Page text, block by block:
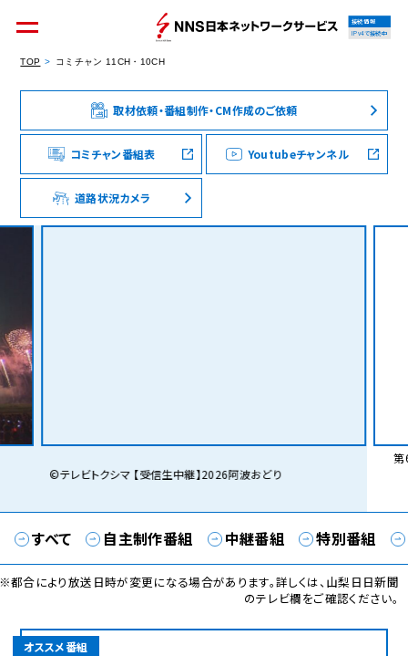
個人のお客様 集合住宅オーナーの方
法人のお客様 料金シミュレーション
接続情報
IPv4で接続中
TOP コミチャン 11CH・10CH
取材依頼・番組制作・CM作成のご依頼
コミチャン番組表 Youtubeチャンネル
道路状況カメラ
©テレビトクシマ 【受信生中継】2026阿波おどり
第
すべて 自主制作番組 中継番組 特別番組
都合により放送日時が変更になる場合があります。詳しくは、山梨日日新聞
のテレビ欄をご確認ください。
オススメ番組